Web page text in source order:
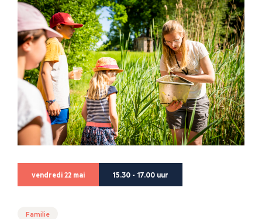
vendredi 22 mai 15.30 - 17.00 uur
Familie